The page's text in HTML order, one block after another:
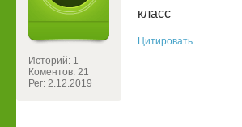
Историй: 1
Коментов: 21
Рег: 2.12.2019
класс
Цитировать